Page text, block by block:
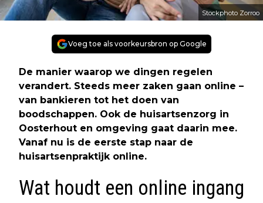
Stockphoto Zorroo
Voeg toe als voorkeursbron op Google
De manier waarop we dingen regelen
verandert. Steeds meer zaken gaan online –
van bankieren tot het doen van
boodschappen. Ook de huisartsenzorg in
Oosterhout en omgeving gaat daarin mee.
Vanaf nu is de eerste stap naar de
huisartsenpraktijk online.
Wat houdt een online ingang